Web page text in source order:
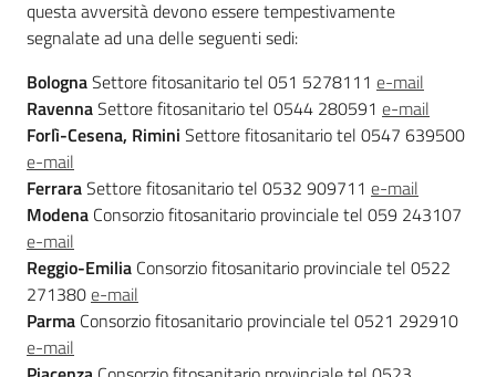
Vivaismo
sementi
Import-
Export
Newsletter
questa avversità devono essere tempestivamente
segnalate ad una delle seguenti sedi:
BolognaSettore fitosanitario tel 051 5278111 e-mail
RavennaSettore fitosanitario tel 0544 280591 e-mail
Forlì-Cesena, Rimini Settore fitosanitario tel 0547 639500
e-mail
FerraraSettore fitosanitario tel 0532 909711 e-mail
Modena Consorzio fitosanitario provinciale tel 059 243107
e-mail
Reggio-Emilia Consorzio fitosanitario provinciale tel 0522
271380e-mail
Parma Consorzio fitosanitario provinciale tel 0521 292910
e-mail